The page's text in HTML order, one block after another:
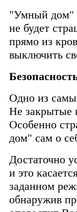
"Умный дом"
не будет
прямо из
выключить
Одно из
Не закрытые
Особенно
дом" сам о
Достаточно
и это
заданном
обнаружив